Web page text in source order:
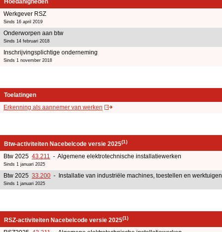
Hoedanigheden
Werkgever RSZ
Sinds 16 april 2019
Onderworpen aan btw
Sinds 14 februari 2018
Inschrijvingsplichtige onderneming
Sinds 1 november 2018
Toelatingen
Erkenning als aannemer van werken
Btw-activiteiten Nacebelcode versie 2025(1)
Btw 2025 43.211 - Algemene elektrotechnische installatiewerken
Sinds 1 januari 2025
Btw 2025 33.200 - Installatie van industriële machines, toestellen en werktuigen
Sinds 1 januari 2025
RSZ-activiteiten Nacebelcode versie 2025(1)